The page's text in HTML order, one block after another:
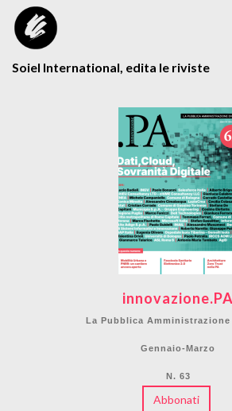
Soiel International, edita le riviste
innovazione.PA
La Pubblica
Gennaio-Marzo
N. 63
Abbonati